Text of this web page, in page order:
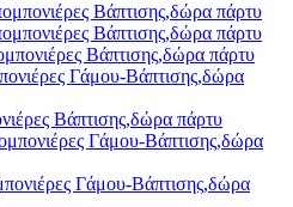
Βάπτισης,δώρα πάρτυ
Βάπτισης,δώρα πάρτυ
Βάπτισης,δώρα πάρτυ
Γάμου-Βάπτισης,δώρα
Βάπτισης,δώρα πάρτυ
Γάμου-Βάπτισης,δώρα
Γάμου-Βάπτισης,δώρα